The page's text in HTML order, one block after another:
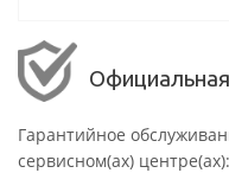
Гарантийное
сервисном(ах) центре(ах):